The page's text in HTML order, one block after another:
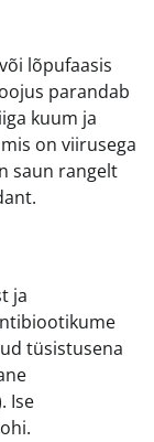
lõpufaasis
parandab
kuum ja
on viirusega
saun rangelt
ja
tüsistusena
Ise